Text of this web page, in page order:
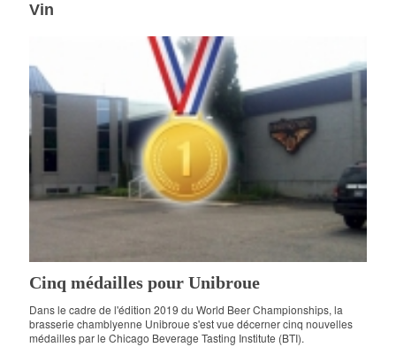
Vin
Cinq médailles pour Unibroue
Dans le cadre de l'édition 2019 du World Beer Championships, la
brasserie chamblyenne Unibroue s'est vue décerner cinq nouvelles
médailles par le Chicago Beverage Tasting Institute (BTI).